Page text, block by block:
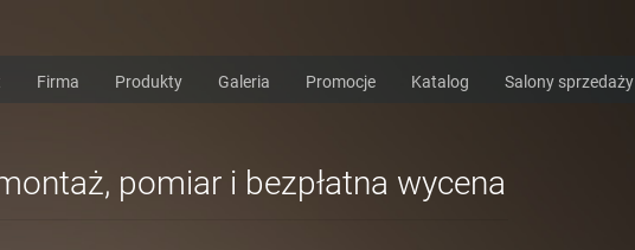
Firma Produkty Galeria Promocje Katalog Salony sprzedaży
pomiar i bezpłatna wycena